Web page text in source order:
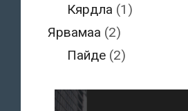
Кярдла (1)
Ярвамаа (2)
Пайде (2)